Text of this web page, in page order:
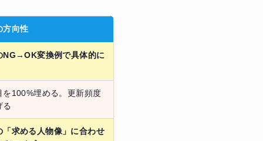
方向性
NG→OK変換例で具体的に
を100%埋める。更新頻度
る
「求める人物像」に合わせ